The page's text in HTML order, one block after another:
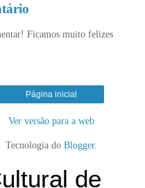
Ficamos muito felizes
Página inicial
Ver versão para a web
Tecnologia do Blogger.
de